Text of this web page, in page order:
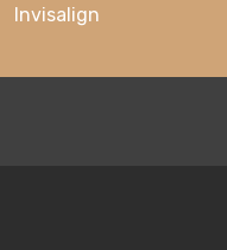
Invisalign